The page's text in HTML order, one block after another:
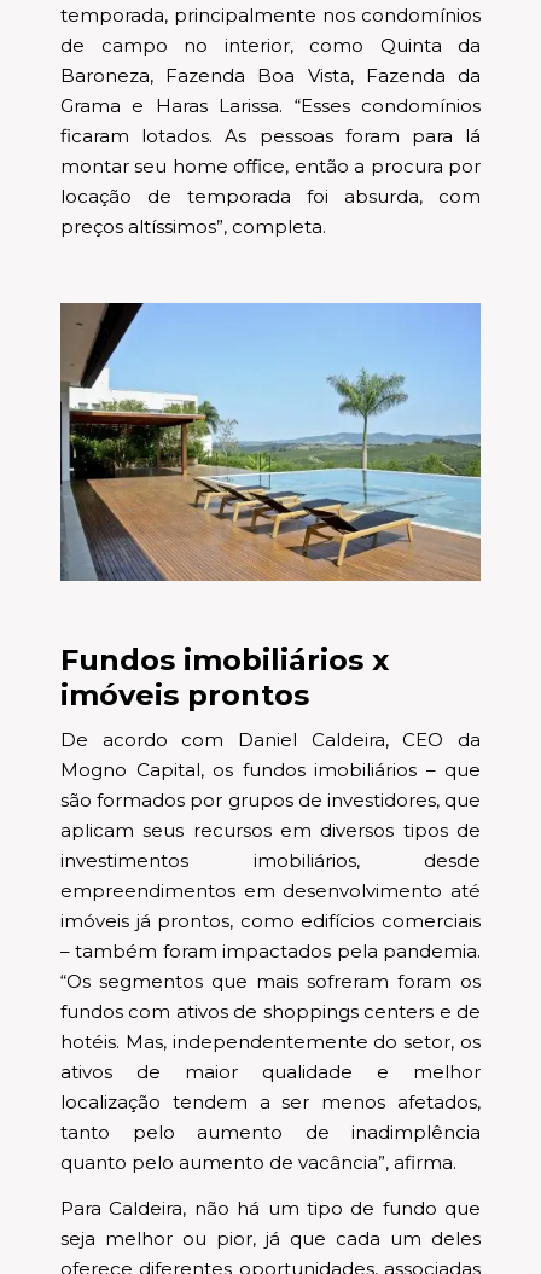
temporada, principalmente nos condomínios
de campo no interior, como Quinta da
Baroneza, Fazenda Boa Vista, Fazenda da
Grama e Haras Larissa. “Esses condomínios
ficaram lotados. As pessoas foram para lá
montar seu home office, então a procura por
locação de temporada foi absurda, com
preços altíssimos”, completa.
Fundos imobiliários x
imóveis prontos
De acordo com Daniel Caldeira, CEO da
Mogno Capital, os fundos imobiliários – que
são formados por grupos de investidores, que
aplicam seus recursos em diversos tipos de
investimentos imobiliários, desde
empreendimentos em desenvolvimento até
imóveis já prontos, como edifícios comerciais
– também foram impactados pela pandemia.
“Os segmentos que mais sofreram foram os
fundos com ativos de shoppings centers e de
hotéis. Mas, independentemente do setor, os
ativos de maior qualidade e melhor
localização tendem a ser menos afetados,
tanto pelo aumento de inadimplência
quanto pelo aumento de vacância”, afirma.
Para Caldeira, não há um tipo de fundo que
seja melhor ou pior, já que cada um deles
oferece diferentes oportunidades, associadas